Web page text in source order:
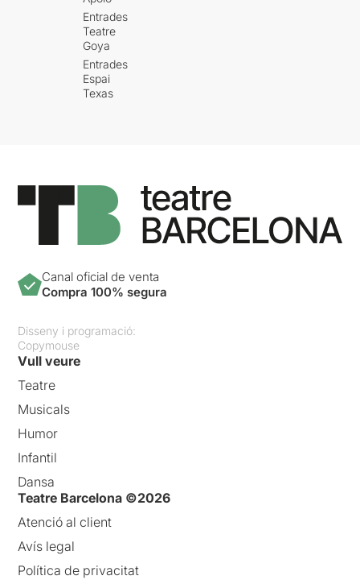
Entrades
Teatre
Goya
Entrades
Espai
Texas
Canal oficial de venta
Compra 100% segura
Disseny i programació:
Copymouse
Vull veure
Teatre
Musicals
Humor
Infantil
Dansa
Teatre Barcelona ©2026
Atenció al client
Avís legal
Política de privacitat